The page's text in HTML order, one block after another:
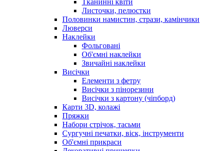
Листочки, пелюстки
Половинки намистин, стрази, камінчики
Люверси
Наклейки
Фольговані
Об'ємні наклейки
Звичайні наклейки
Висічки
Елементи з фетру
Висічки з пінорезини
Висічки з картону (чіпборд)
Карти 3D, колажі
Пряжки
Набори стрічок, тасьми
Сургучні печатки, віск, інструменти
Об'ємні прикраси